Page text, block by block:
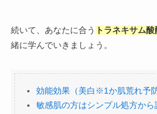
続いて、あなたに合う トラネキサム
緒に学んでいきましょう。
効能効果（美白※1か肌荒れ予
敏感肌の方はシンプル処方から